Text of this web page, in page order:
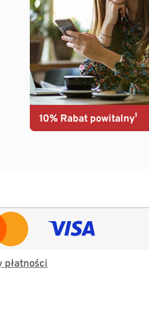
10% Rabat powitalny¹
płatności